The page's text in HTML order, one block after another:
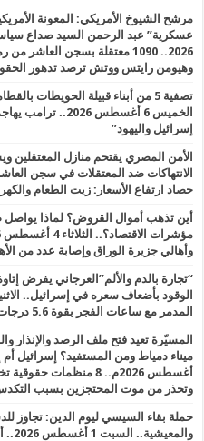
مرشح الشيوخ الأمريكي: المعونة
وهيومن رايتس ووتش ترصد تدهور
تصفية 5 من أبناء قبيلة الحويطات
الخميس 6 أغسطس
إسرائيل واليهود”
الأمن المصري يقتحم منازل المعتقلين
حصاد ارتفاع الأسعار: زيت الطعام
أين تذهب أموال القروض؟ لماذا
وأهالي جزيرة الوراق وإصابة عدد من
المدمر مع ساعات الفجر بقوة 5.6 درجات وتوابع مرعبة تهز المحافظات
وتحذر من موت المحتجزين بسبب
حملة بقاء السيسي ليوم الدين: تجاوز